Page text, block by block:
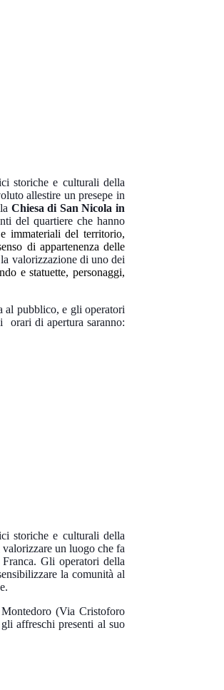
storiche e culturali della
allestire un presepe in
Chiesa di San Nicola in
del quartiere che hanno
immateriali del territorio,
di appartenenza delle
valorizzazione di uno dei
e statuette, personaggi,
al pubblico, e gli operatori
orari di apertura saranno:
storiche e culturali della
un luogo che fa
Gli operatori della
la comunità al
(Via Cristoforo
affreschi presenti al suo